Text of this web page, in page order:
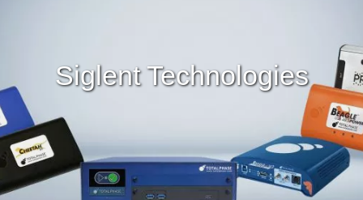
Siglent Technologies